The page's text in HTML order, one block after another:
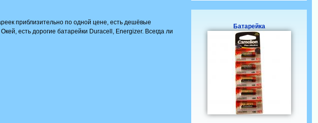
приблизительно по одной цене, есть дешёвые
есть дорогие батарейки Duracell, Energizer. Всегда ли
Батарейка